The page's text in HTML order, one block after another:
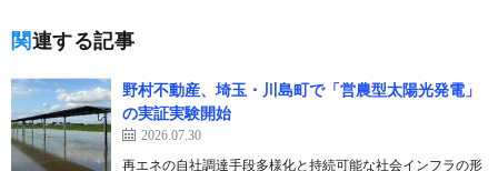
関連する記事
野村不動産、埼玉・川島町で「営農型太陽光発電」
の実証実験開始
2026.07.30
再エネの自社調達手段多様化と持続可能な社会インフラの形